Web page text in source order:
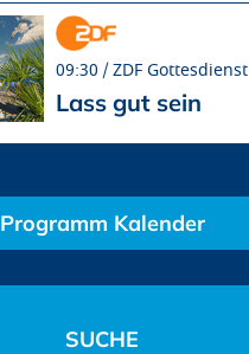
09:30 ZDF Gottesdienst
Lass gut sein
Programm Kalender
SUCHE